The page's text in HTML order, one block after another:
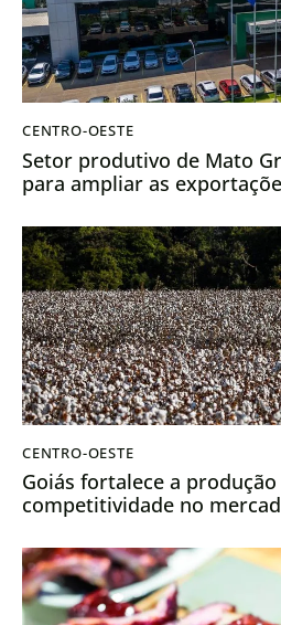
CENTRO-OESTE
Setor produtivo de Mato
para ampliar as
CENTRO-OESTE
Goiás fortalece a
competitividade no